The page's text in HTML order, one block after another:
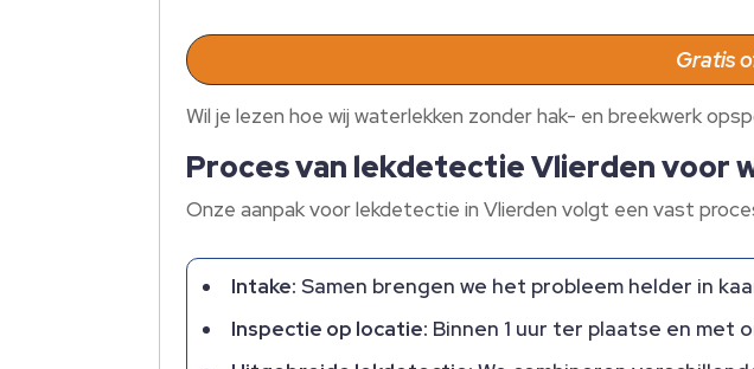
Gratis
Wil je lezen hoe wij waterlekken zonder hak- en breekwerk
Proces van lekdetectie Vlierden voor
Onze aanpak voor lekdetectie in Vlierden volgt een vast
Intake: Samen brengen we het probleem helder in
Inspectie op locatie: Binnen 1 uur ter plaatse en